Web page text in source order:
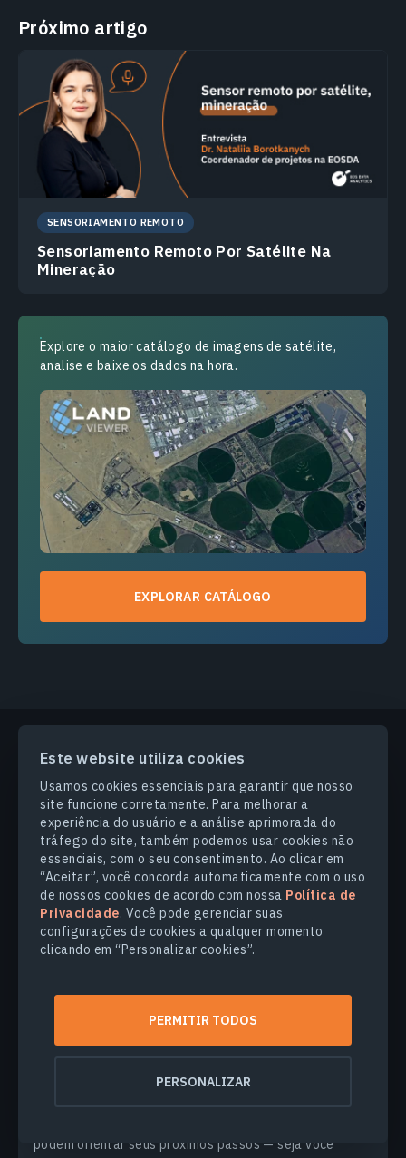
Este website utiliza cookies
Usamos cookies essenciais para garantir que nosso
site funcione corretamente. Para melhorar a
experiência do usuário e a análise aprimorada do
tráfego do site, também podemos usar cookies não
essenciais, com o seu consentimento. Ao clicar em
“Aceitar”, você concorda automaticamente com o uso
de nossos cookies de acordo com nossa Política de
Privacidade. Você pode gerenciar suas
configurações de cookies a qualquer momento
clicando em “Personalizar cookies”.
PERMITIR TODOS
PERSONALIZAR
Próximo artigo
SENSORIAMENTO REMOTO
Sensoriamento Remoto Por Satélite Na
Mineração
Explore o maior catálogo de imagens de satélite,
analise e baixe os dados na hora.
EXPLORAR CATÁLOGO
Mais notícias
SENSORIAMENTO REMOTO
Dados Históricos
podem orientar seus próximos passos — seja você